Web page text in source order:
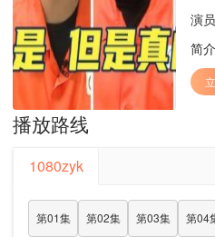
演
简
播放路线
1080zyk
第01集 第02集 第03集 第04